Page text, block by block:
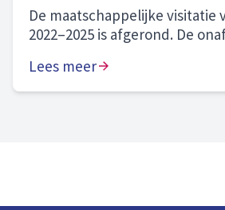
De maatschappelijke visitatie
2022–2025 is afgerond. De
“naar behoren” en onze
aanwezigheid in onze
Lees meer